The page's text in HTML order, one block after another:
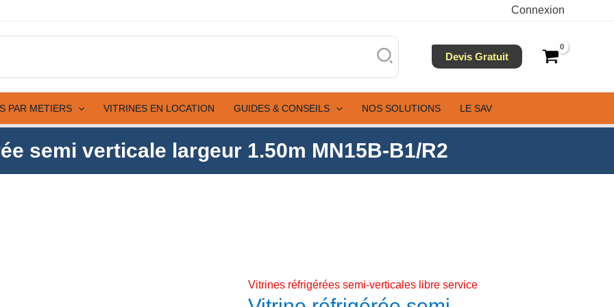
Connexion
Devis Gratuit
PAR METIERS VITRINES EN LOCATION GUIDES & CONSEILS NOS SOLUTIONS LE SAV
semi verticale largeur 1.50m MN15B-B1/R2
Vitrines réfrigérées semi-verticales libre service
largeur
B1/R2